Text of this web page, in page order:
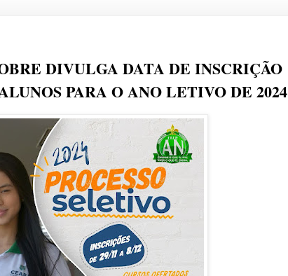
DIVULGA DATA DE INSCRIÇÃO
PARA O ANO LETIVO DE 2024